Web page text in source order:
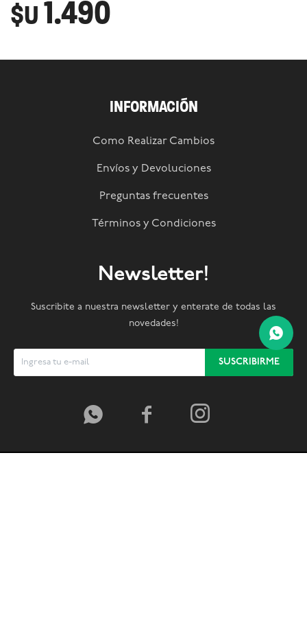
$U1.490
INFORMACIÓN
Como Realizar Cambios
Envíos y Devoluciones
Preguntas frecuentes
Términos y Condiciones
Newsletter!
Suscribite a nuestra newsletter y enterate de todas las
novedades!
SUSCRIBIRME
  